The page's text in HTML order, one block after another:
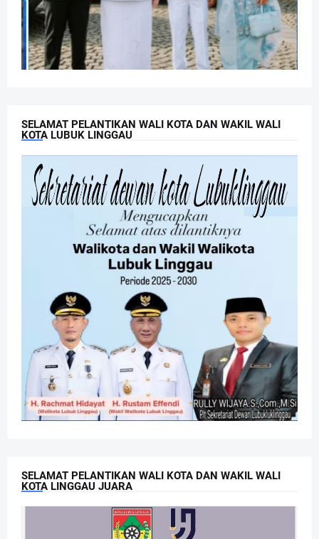
SELAMAT PELANTIKAN WALI KOTA DAN WAKIL WALI
KOTA LUBUK LINGGAU
SELAMAT PELANTIKAN WALI KOTA DAN WAKIL WALI
KOTA LINGGAU JUARA